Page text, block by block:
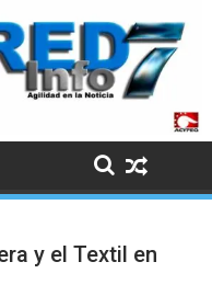
y el Textil en